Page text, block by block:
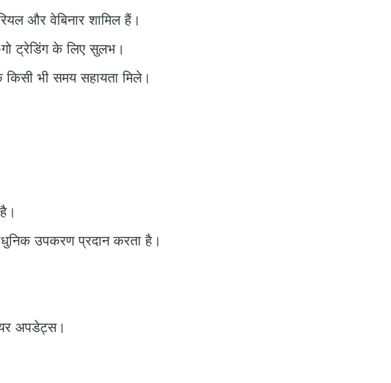
और वेबिनार शामिल हैं।
ट्रेडिंग के लिए सुलभ।
भी समय सहायता मिले।
उपकरण प्रदान करता है।
अपडेट्स।